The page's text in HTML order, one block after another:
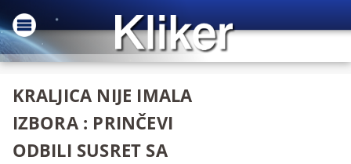
KRALJICA NIJE IMALA
IZBORA : PRINČEVI
ODBILI SUSRET SA